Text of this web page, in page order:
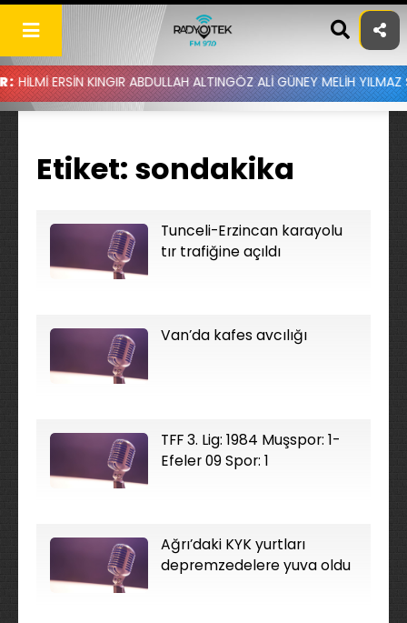
Skip
content
ERSİN KINGIR ABDULLAH ALTINGÖZ ALİ GÜNEY MELİH YILMAZ
Etiket: sondakika
Tunceli-Erzincan karayolu
tır trafiğine açıldı
Van’da kafes avcılığı
TFF 3. Lig: 1984 Muşspor: 1-
Efeler 09 Spor: 1
Ağrı’daki KYK yurtları
depremzedelere yuva oldu